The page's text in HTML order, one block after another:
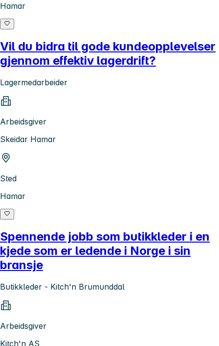
Hamar
Vil du bidra til gode kundeopplevelser
gjennom effektiv lagerdrift?
Lagermedarbeider
Arbeidsgiver
Skeidar Hamar
Sted
Hamar
Spennende jobb som butikkleder i en
kjede som er ledende i Norge i sin
bransje
Butikkleder - Kitch'n Brumunddal
Arbeidsgiver
Kitch'n AS